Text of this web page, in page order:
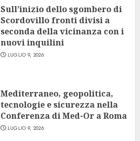
Sull’inizio dello sgombero di
Scordovillo fronti divisi a
seconda della vicinanza con i
nuovi inquilini
LUGLIO 9, 2026
Mediterraneo, geopolitica,
tecnologie e sicurezza nella
Conferenza di Med-Or a Roma
LUGLIO 9, 2026